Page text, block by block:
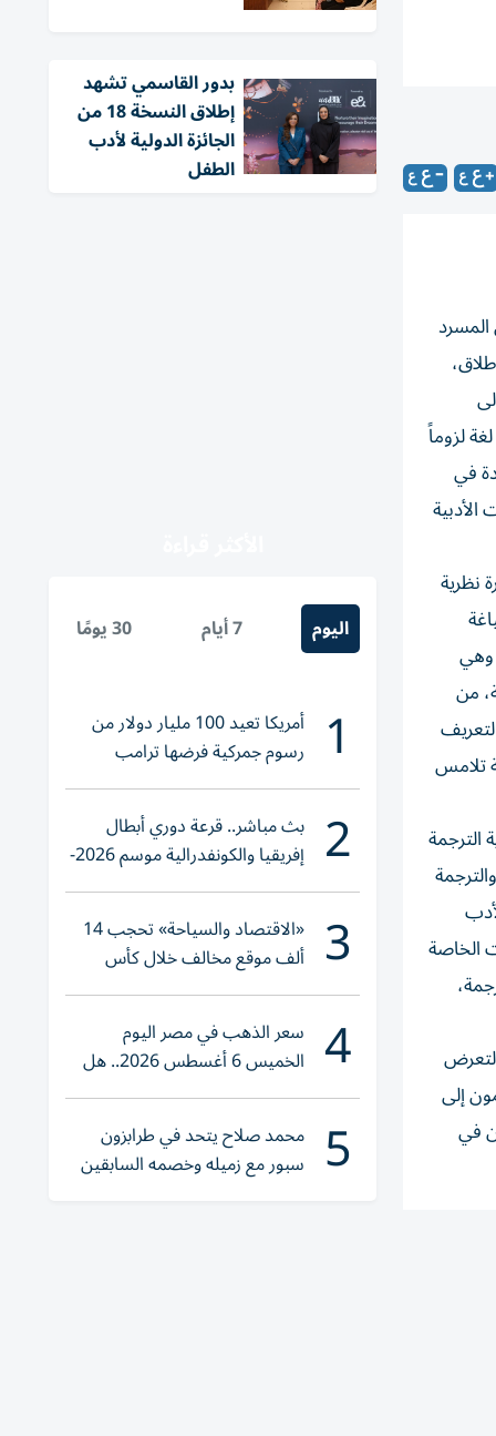
مدخلاً مستقلاً في المسرد
لزوماً
في
نظرية
وهي
من
تلامس
الخاصة
إلى
في
بدور القاسمي تشهد
إطلاق النسخة 18 من
الجائزة الدولية لأدب
الطفل
اليوم 7 أيام 30 يومًا
1 أمريكا تعيد 100 مليار دولار من
رسوم جمركية فرضها ترامب
2 بث مباشر.. قرعة دوري أبطال
إفريقيا والكونفدرالية موسم 2026-
2027
3 «الاقتصاد والسياحة» تحجب 14
ألف موقع مخالف خلال كأس
العالم 2026
4 سعر الذهب في مصر اليوم
الخميس 6 أغسطس 2026.. هل
تنوي الشراء؟
5 محمد صلاح يتحد في طرابزون
سبور مع زميله وخصمه السابقين